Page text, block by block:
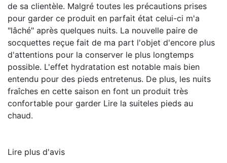
de sa clientèle. Malgré toutes les précautions prises
pour garder ce produit en parfait état celui-ci m'a
"lâché" après quelques nuits. La nouvelle paire de
socquettes reçue fait de ma part l'objet d'encore plus
d'attentions pour la conserver le plus longtemps
possible. L'effet hydratation est notable mais bien
entendu pour des pieds entretenus. De plus, les nuits
fraîches en cette saison en font un produit très
confortable pour garder Lire la suiteles pieds au
chaud.
Lire plus d'avis